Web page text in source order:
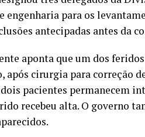
para os
antecipadas antes da
aponta que um dos
após cirurgia para correção
pacientes permanecem
recebeu alta. O governo